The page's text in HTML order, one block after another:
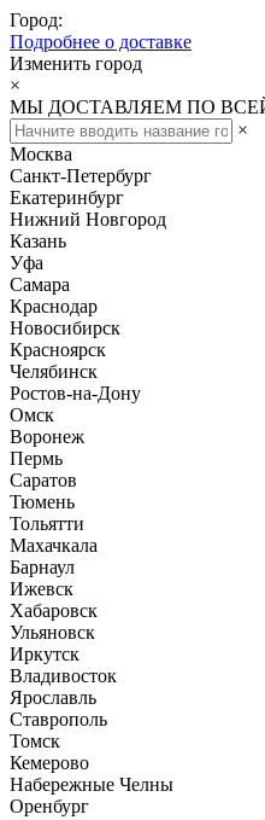
Город:
Подробнее о доставке
Изменить город
×
МЫ ДОСТАВЛЯЕМ ПО
×
Москва
Санкт-Петербург
Екатеринбург
Нижний Новгород
Казань
Уфа
Самара
Краснодар
Новосибирск
Красноярск
Челябинск
Ростов-на-Дону
Омск
Воронеж
Пермь
Саратов
Тюмень
Тольятти
Махачкала
Барнаул
Ижевск
Хабаровск
Ульяновск
Иркутск
Владивосток
Ярославль
Ставрополь
Томск
Кемерово
Набережные Челны
Оренбург